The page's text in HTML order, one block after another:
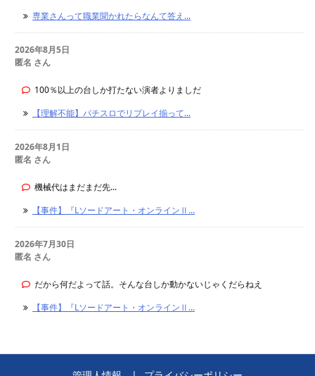
専業さんって職業聞かれたらなんて答え...
2026年8月5日
匿名 さん
100％以上の台しか打たない演者よりましだ
【理解不能】パチスロでリプレイ揃って...
2026年8月1日
匿名 さん
機械代はまだまだ先...
【事件】『Lソードアート・オンラインⅡ...
2026年7月30日
匿名 さん
だから何だよって話。そんな台しか動かないじゃくだらねえ
【事件】『Lソードアート・オンラインⅡ...